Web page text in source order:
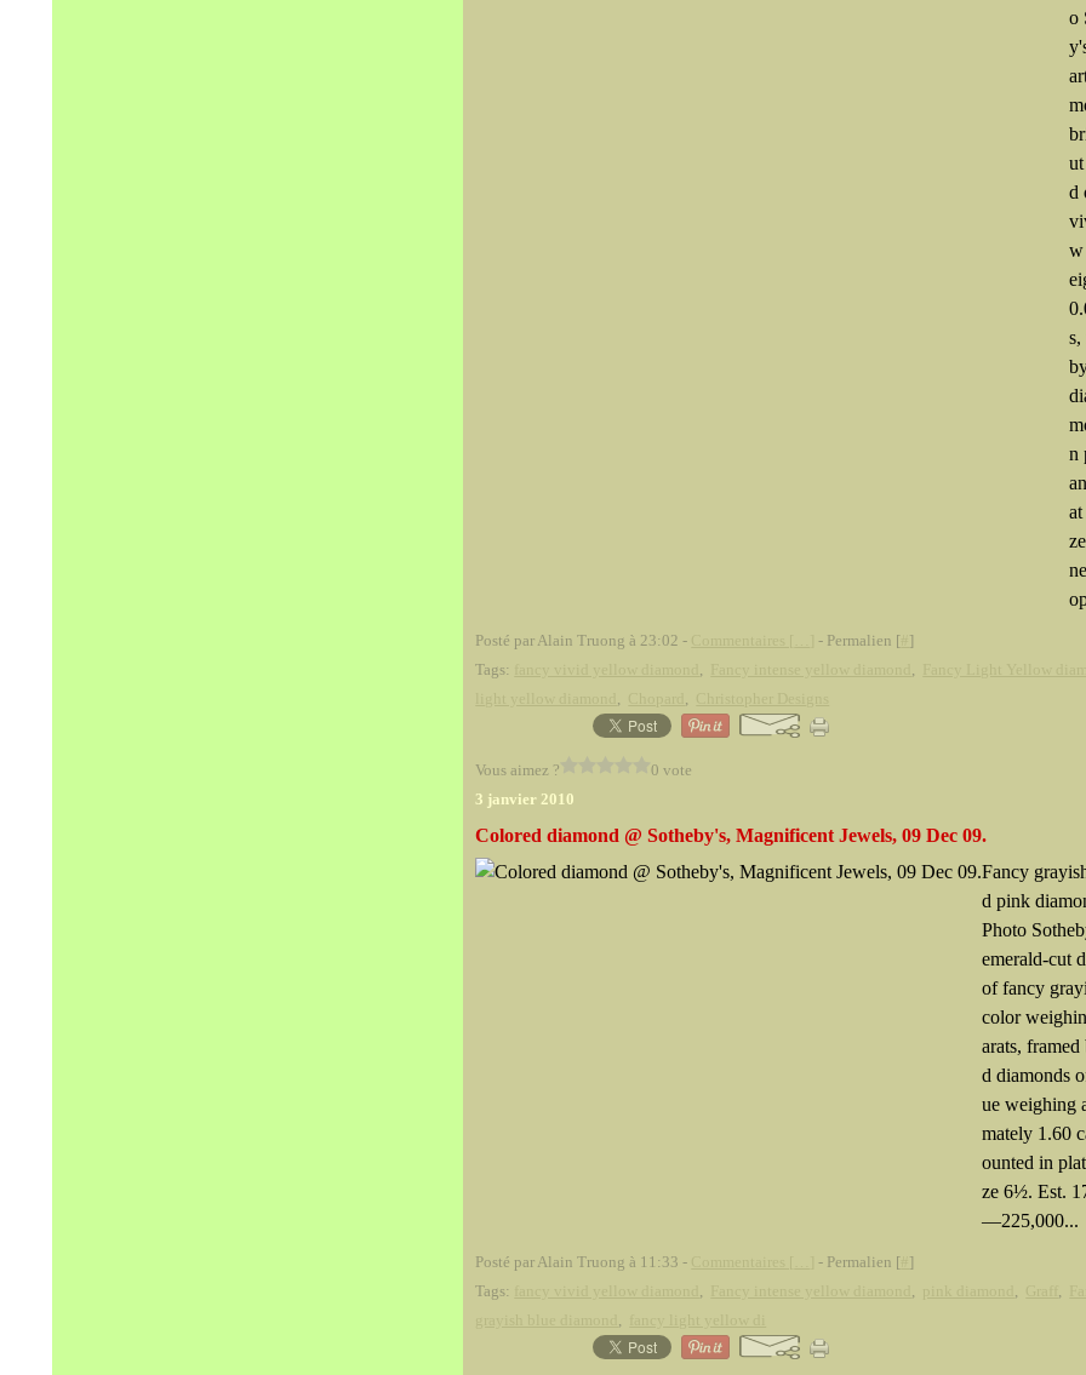
o
d
w
s,
n
Posté par Alain Truong à 23:02 - - Permalien [ ]
Tags:
, ,
, ,
Vous aimez ?
0 vote
3 janvier 2010
Colored diamond @ Sotheby's, Magnificent Jewels, 09 Dec 09.
Fancy
d pink
Photo
emerald-cut
of fancy
color
arats,
d diamonds
ue weighing
mately 1.60
ounted in
ze 6½. Est.
—225,000...
Posté par Alain Truong à 11:33 - - Permalien [ ]
Tags:
, , , ,
,